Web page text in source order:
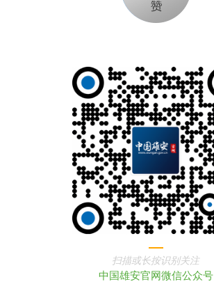
扫描或长按识别关注
中国雄安官网微信公众号